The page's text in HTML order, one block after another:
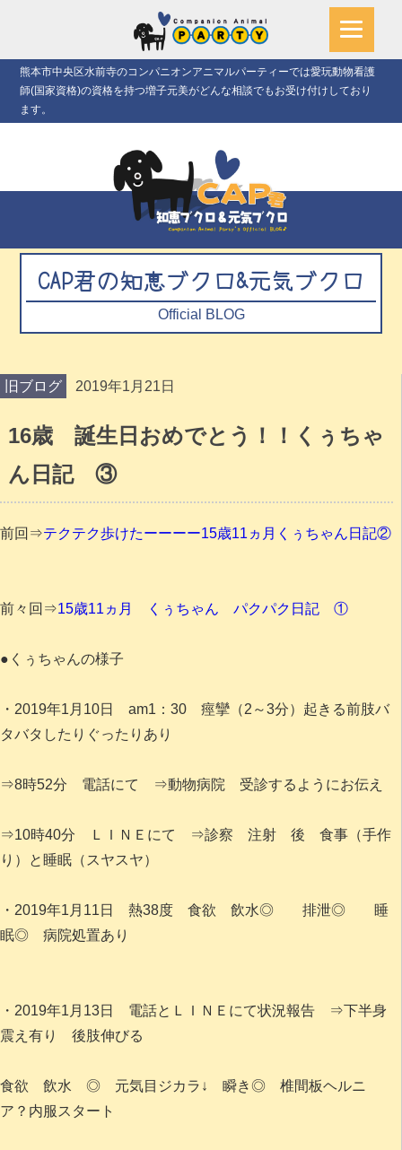
熊本市中央区水前寺のコンパニオンアニマルパーティーでは愛玩動物看護
師(国家資格)の資格を持つ増子元美がどんな相談でもお受け付けしており
ます。
CAP君の知恵ブクロ&元気ブクロ
Official BLOG
旧ブログ 2019年1月21日
16歳 誕生日おめでとう！！くぅちゃ
ん日記 ③
前回⇒テクテク歩けたーーーー15歳11ヵ月くぅちゃん日記②
前々回⇒15歳11ヵ月 くぅちゃん パクパク日記 ①
●くぅちゃんの様子
・2019年1月10日 am1：30 痙攣（2～3分）起きる前肢バ
タバタしたりぐったりあり
⇒8時52分 電話にて ⇒動物病院 受診するようにお伝え
⇒10時40分 ＬＩＮＥにて ⇒診察 注射 後 食事（手作
り）と睡眠（スヤスヤ）
・2019年1月11日 熱38度 食欲 飲水◎ 排泄◎ 睡
眠◎ 病院処置あり
・2019年1月13日 電話とＬＩＮＥにて状況報告 ⇒下半身
震え有り 後肢伸びる
食欲 飲水 ◎ 元気目ジカラ↓ 瞬き◎ 椎間板ヘルニ
ア？内服スタート